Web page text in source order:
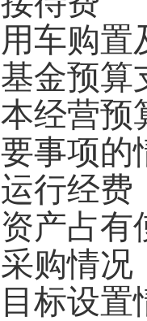
用车购
金预算
经营
事项的
行经费
资产占
购情况
目标设置